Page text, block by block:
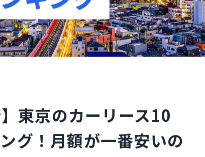
東京のカーリース10
グ！月額が一番安いの